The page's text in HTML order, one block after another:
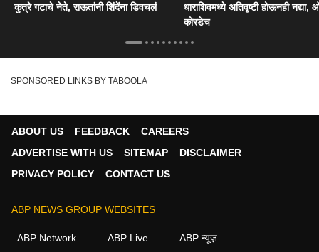
कुत्रे गटाचे नेते, राऊतांनी शिंदेंना डिवचलं
धाराशिवमध्ये अतिवृष्टी होऊनही नद्या,
कोरडेच
SPONSORED LINKS BY TABOOLA
ABOUT US FEEDBACK
CAREERS
ADVERTISE WITH US
SITEMAP
DISCLAIMER
PRIVACY POLICY
CONTACT US
ABP NEWS GROUP WEBSITES
ABP Network ABP Live
ABP न्यूज़